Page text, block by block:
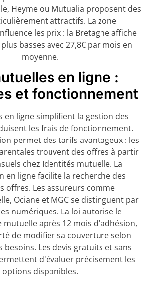
Heyme ou Mutualia proposent des
attractifs. La zone
les prix : la Bretagne affiche
basses avec 27,8€ par mois en
moyenne.
en ligne :
et fonctionnement
en ligne simplifient la gestion des
les frais de fonctionnement.
permet des tarifs avantageux : les
trouvent des offres à partir
chez Identités mutuelle. La
en ligne facilite la recherche des
offres. Les assureurs comme
Ociane et MGC se distinguent par
numériques. La loi autorise le
mutuelle après 12 mois d'adhésion,
de modifier sa couverture selon
besoins. Les devis gratuits et sans
d'évaluer précisément les
options disponibles.